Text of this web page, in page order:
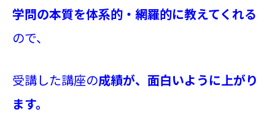
学問の本質を体系的・網羅的に教えてくれる
ので、
受講した講座の成績が、面白いように上がり
ます。